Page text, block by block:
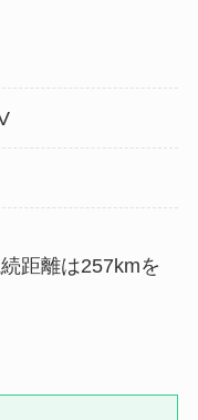
距離は257kmを